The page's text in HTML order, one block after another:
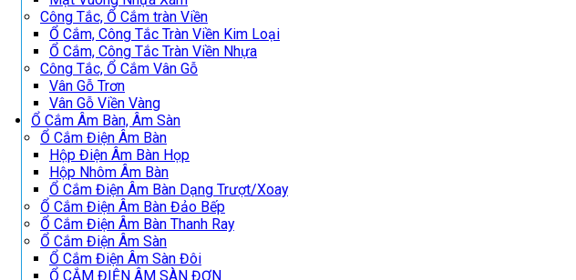
Công Tắc, Ổ Cắm tràn Viền
Ổ Cắm, Công Tắc Tràn Viền Kim Loại
Ổ Cắm, Công Tắc Tràn Viền Nhựa
Công Tắc, Ổ Cắm Vân Gỗ
Vân Gỗ Trơn
Vân Gỗ Viền Vàng
Ổ Cắm Âm Bàn, Âm Sàn
Ổ Cắm Điện Âm Bàn
Hộp Điện Âm Bàn Họp
Hộp Nhôm Âm Bàn
Ổ Cắm Điện Âm Bàn Dạng Trượt/Xoay
Ổ Cắm Điện Âm Bàn Đảo Bếp
Ổ Cắm Điện Âm Bàn Thanh Ray
Ổ Cắm Điện Âm Sàn
Ổ Cắm Điện Âm Sàn Đôi
Ổ CẮM ĐIỆN ÂM SÀN ĐƠN